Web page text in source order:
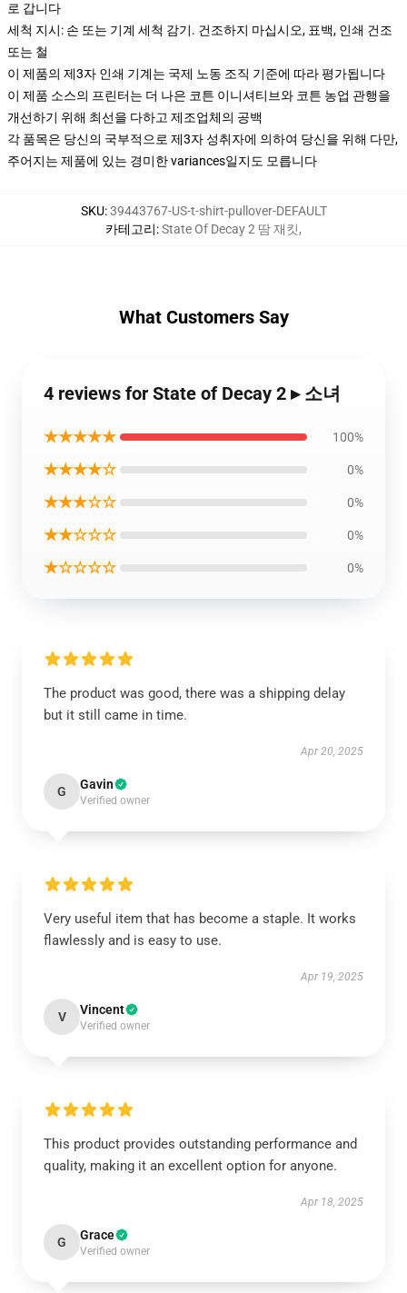
로 갑니다
세척 지시: 손 또는 기계 세척 감기. 건조하지 마십시오, 표백, 인쇄 건조
또는 철
이 제품의 제3자 인쇄 기계는 국제 노동 조직 기준에 따라 평가됩니다
이 제품 소스의 프린터는 더 나은 코튼 이니셔티브와 코튼 농업 관행을
개선하기 위해 최선을 다하고 제조업체의 공백
각 품목은 당신의 국부적으로 제3자 성취자에 의하여 당신을 위해 다만,
주어지는 제품에 있는 경미한 variances일지도 모릅니다
SKU:39443767-US-t-shirt-pullover-DEFAULT
카테고리:State Of Decay 2 땀 재킷,
What Customers Say
4 reviews for State of Decay 2 ▸ 소녀
★★★★★ 100%
★★★★☆ 0%
★★★☆☆ 0%
★★☆☆☆ 0%
★☆☆☆☆ 0%
The product was good, there was a shipping delay
but it still came in time.
Apr 20, 2025
G Gavin
Verified owner
Very useful item that has become a staple. It works
flawlessly and is easy to use.
Apr 19, 2025
V Vincent
Verified owner
This product provides outstanding performance and
quality, making it an excellent option for anyone.
Apr 18, 2025
G Grace
Verified owner